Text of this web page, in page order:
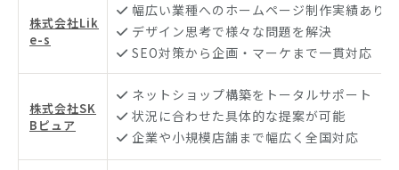
株式会社Lik
e-s
幅広い業種へのホームページ制作実績あり
デザイン思考で様々な問題を解決
SEO対策から企画・マーケまで一貫対応
株式会社SK
Bピュア
ネットショップ構築をトータルサポート
状況に合わせた具体的な提案が可能
企業や小規模店舗まで幅広く全国対応